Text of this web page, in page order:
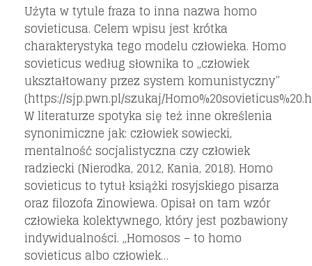
Użyta w tytule fraza to inna nazwa homo
sovieticusa. Celem wpisu jest krótka
charakterystyka tego modelu człowieka. Homo
sovieticus według słownika to „człowiek
ukształtowany przez system komunistyczny”
(https://sjp.pwn.pl/szukaj/
W literaturze spotyka się też inne określenia
synonimiczne jak: człowiek sowiecki,
mentalność socjalistyczna czy człowiek
radziecki (Nierodka, 2012, Kania, 2018). Homo
sovieticus to tytuł książki rosyjskiego pisarza
oraz filozofa Zinowiewa. Opisał on tam wzór
człowieka kolektywnego, który jest pozbawiony
indywidualności. „Homosos – to homo
sovieticus albo człowiek…